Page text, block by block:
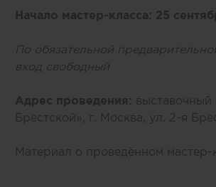
Начало мастер-класса: 25
По обязательной
вход свободный
Адрес проведения:
Брестской», г. Москва, ул. 2-я
Материал о проведённом мастер-